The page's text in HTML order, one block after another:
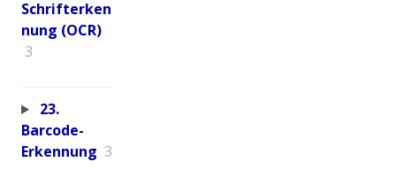
Schrifterken
nung (OCR)
3
23.
Barcode-
Erkennung 3